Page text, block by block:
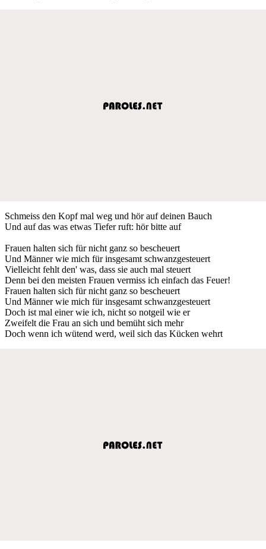
Schmeiss den Kopf mal weg und hör auf deinen Bauch
Und auf das was etwas Tiefer ruft: hör bitte auf
Frauen halten sich für nicht ganz so bescheuert
Und Männer wie mich für insgesamt schwanzgesteuert
Vielleicht fehlt den' was, dass sie auch mal steuert
Denn bei den meisten Frauen vermiss ich einfach das Feuer!
Frauen halten sich für nicht ganz so bescheuert
Und Männer wie mich für insgesamt schwanzgesteuert
Doch ist mal einer wie ich, nicht so notgeil wie er
Zweifelt die Frau an sich und bemüht sich mehr
Doch wenn ich wütend werd, weil sich das Kücken wehrt